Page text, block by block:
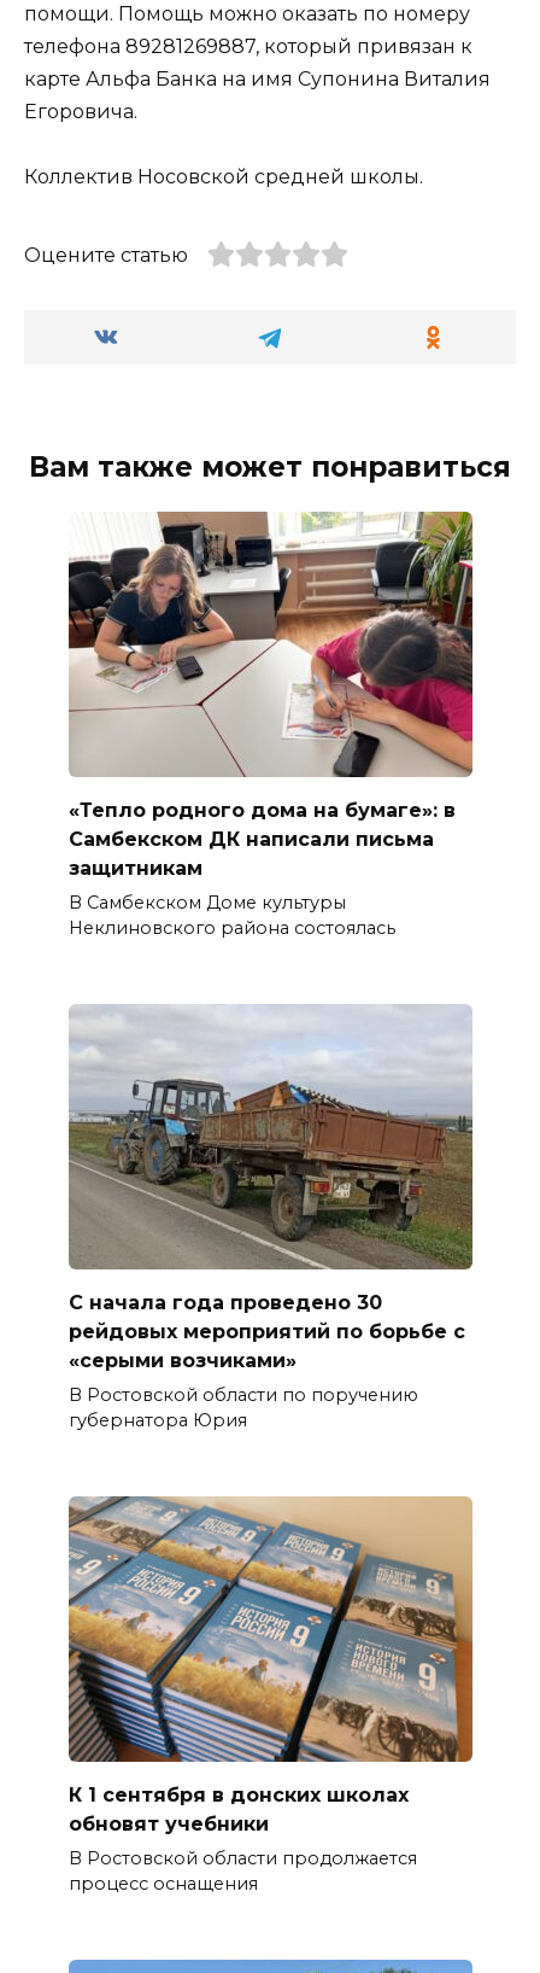
помощи. Помощь можно оказать по номеру
телефона 89281269887, который привязан к
карте Альфа Банка на имя Супонина Виталия
Егоровича.
Коллектив Носовской средней школы.
Оцените статью
Вам также может понравиться
«Тепло родного дома на бумаге»: в
Самбекском ДК написали письма
защитникам
В Самбекском Доме культуры
Неклиновского района состоялась
С начала года проведено 30
рейдовых мероприятий по борьбе с
«серыми возчиками»
В Ростовской области по поручению
губернатора Юрия
К 1 сентября в донских школах
обновят учебники
В Ростовской области продолжается
процесс оснащения